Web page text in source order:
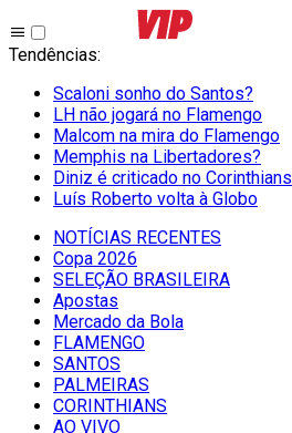
Tendências:
Scaloni sonho do Santos?
LH não jogará no Flamengo
Malcom na mira do Flamengo
Memphis na Libertadores?
Diniz é criticado no Corinthians
Luís Roberto volta à Globo
NOTÍCIAS RECENTES
Copa 2026
SELEÇÃO BRASILEIRA
Apostas
Mercado da Bola
FLAMENGO
SANTOS
PALMEIRAS
CORINTHIANS
AO VIVO